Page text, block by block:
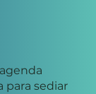
para sediar